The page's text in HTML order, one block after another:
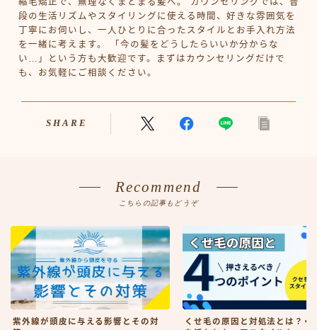
縮毛矯正で、無理なくまとまる髪へ。 カウンセリングでは、普
段の生活リズムやスタイリングに使える時間、好きな雰囲気を
丁寧にお伺いし、一人ひとりに合ったスタイルとお手入れ方法
を一緒に考えます。 「今の髪をどうしたらいいか分からな
い…」という方も大歓迎です。まずはカウンセリングだけで
も、お気軽にご相談ください。
SHARE
Recommend
こちらの記事もどうぞ
紫外線が頭皮に与える影響とその対
くせ毛の原因と対処法とは？く